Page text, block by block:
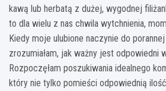
kawą lub herbatą z dużej, wygodnej
to dla wielu z nas chwila wytchnienia,
Kiedy moje ulubione naczynie do porannej
zrozumiałam, jak ważny jest odpowiedni
Rozpoczęłam poszukiwania idealnego
który nie tylko pomieści odpowiednią